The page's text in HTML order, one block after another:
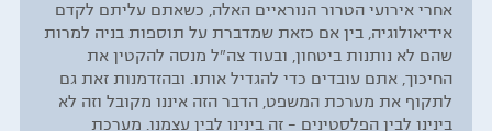
אחרי אירועי הטרור הנוראיים האלה, כשאתם עליתם לקדם
אידיאולוגיה, בין אם כזאת שמדברת על תוספות בניה למרות
שהם לא נותנות ביטחון, ובעוד צה"ל מנסה להקטין את
החיכוך, אתם עובדים כדי להגדיל אותו. ובהזדמנות זאת גם
לתקוף את מערכת המשפט, הדבר הזה איננו מקובל וזה לא
בינינו לבין הפלסטינים – זה בינינו לבין עצמנו. מערכת